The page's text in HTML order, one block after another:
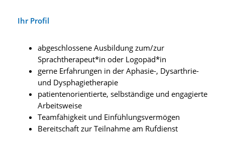
Ihr Profil
abgeschlossene Ausbildung zum/zur
Sprachtherapeut*in oder Logopäd*in
gerne Erfahrungen in der Aphasie-, Dysarthrie-
und Dysphagietherapie
patientenorientierte, selbständige und engagierte
Arbeitsweise
Teamfähigkeit und Einfühlungsvermögen
Bereitschaft zur Teilnahme am Rufdienst